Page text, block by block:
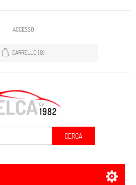
ACCESSO
CARRELLO (0)
CERCA